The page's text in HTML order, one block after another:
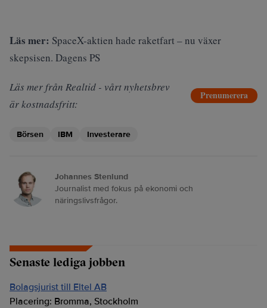
Läs mer: SpaceX-aktien hade raketfart – nu växer
skepsisen. Dagens PS
Läs mer från Realtid - vårt nyhetsbrev
är kostnadsfritt:
Prenumerera
Börsen IBM Investerare
Johannes Stenlund
Journalist med fokus på ekonomi och
näringslivsfrågor.
Senaste lediga jobben
Bolagsjurist till Eltel AB
Placering: Bromma, Stockholm